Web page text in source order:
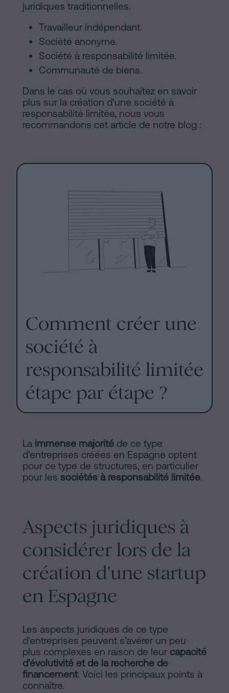
juridiques traditionnelles.
Travailleur indépendant.
Société anonyme.
Société à responsabilité limitée.
Communauté de biens.
Dans le cas où vous souhaitez en savoir
plus sur la création d'une société à
responsabilité limitée, nous vous
recommandons cet article de notre blog :
Comment créer une
société à
responsabilité limitée
étape par étape ?
La immense majorité de ce type
d'entreprises créées en Espagne optent
pour ce type de structures, en particulier
pour les sociétés à responsabilité limitée.
Aspects juridiques à
considérer lors de la
création d'une startup
en Espagne
Les aspects juridiques de ce type
d'entreprises peuvent s'avérer un peu
plus complexes en raison de leur capacité
d'évolutivité et de la recherche de
financement. Voici les principaux points à
connaître.